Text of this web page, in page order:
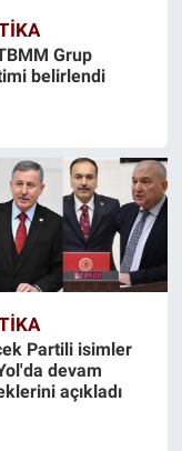
Grup
belirlendi
Partili isimler
devam
açıkladı